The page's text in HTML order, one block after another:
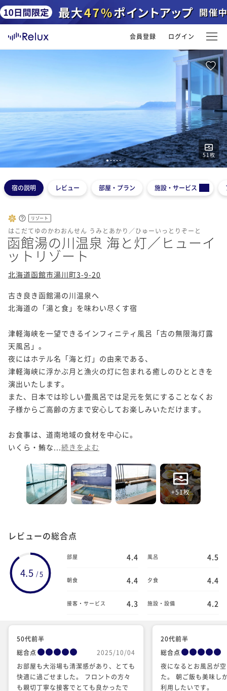
会員登録 ログイン
51 枚
12345
宿の説明 レビュー 部屋・プラン 施設・サービス
リゾート
はこだてゆのかわおんせん うみとあかり／ひゅーいっとりぞーと
函館湯の川温泉 海と灯／ヒューイ
ットリゾート
北海道函館市湯川町3-9-20
古き良き函館湯の川温泉へ
北海道の「湯と食」を味わい尽くす宿
津軽海峡を一望できるインフィニティ風呂「古の無限海灯露
天風呂」。
夜にはホテル名「海と灯」の由来である、
津軽海峡に浮かぶ月と漁火の灯に包まれる癒しのひとときを
演出いたします。
また、日本では珍しい畳風呂では足元を気にすることなくお
子様からご高齢の方まで安心してお楽しみいただけます。
お食事は、道南地域の食材を中心に。
いくら・鮪な... 続きをよむ
+51枚
レビューの総合点
4.5 /5
部屋 4.4 風呂 4.5
朝食 4.4 夕食 4.4
接客・サービス 4.3 施設・設備 4.2
50代前半
総合点
2025/10/04
お部屋も大浴場も清潔感があり、とても
快適に過ごせました。 フロントの方々
も親切丁寧な接客でとても良かったで
20代前半
総合点
夜になるとお風呂が
た。 朝ご飯も美味し
利用したいです。